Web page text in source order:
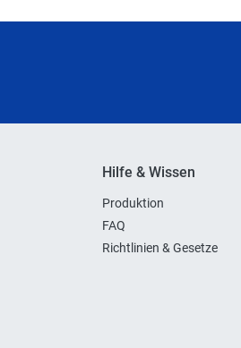
Hilfe & Wissen
Produktion
FAQ
Richtlinien & Gesetze